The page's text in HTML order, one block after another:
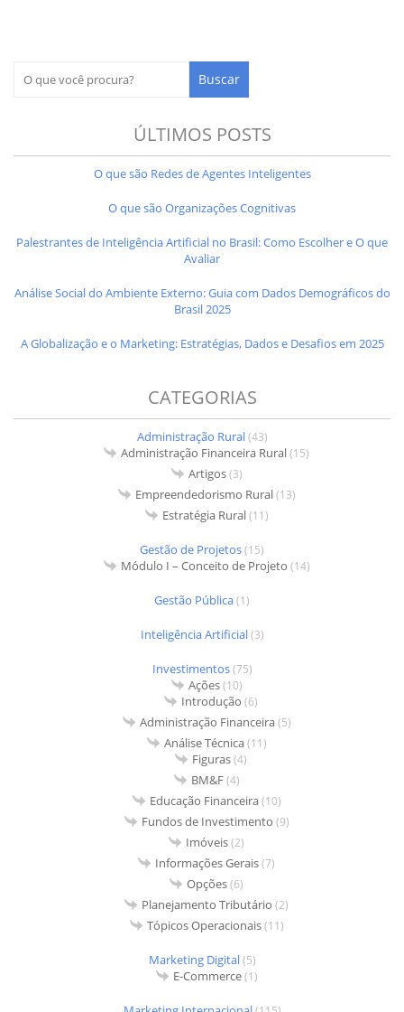
ÚLTIMOS POSTS
O que são Redes de Agentes Inteligentes
O que são Organizações Cognitivas
Palestrantes de Inteligência Artificial no Brasil: Como Escolher e O que
Avaliar
Análise Social do Ambiente Externo: Guia com Dados Demográficos do
Brasil 2025
A Globalização e o Marketing: Estratégias, Dados e Desafios em 2025
CATEGORIAS
Administração Rural(43)
Administração Financeira Rural(15)
Artigos(3)
Empreendedorismo Rural(13)
Estratégia Rural(11)
Gestão de Projetos(15)
Módulo I – Conceito de Projeto (14)
Gestão Pública(1)
Inteligência Artificial(3)
Investimentos(75)
Ações(10)
Introdução (6)
Administração Financeira(5)
Análise Técnica(11)
Figuras(4)
BM&F(4)
Educação Financeira(10)
Fundos de Investimento (9)
Imóveis(2)
Informações Gerais(7)
Opções(6)
Planejamento Tributário (2)
Tópicos Operacionais(11)
Marketing Digital(5)
E-Commerce(1)